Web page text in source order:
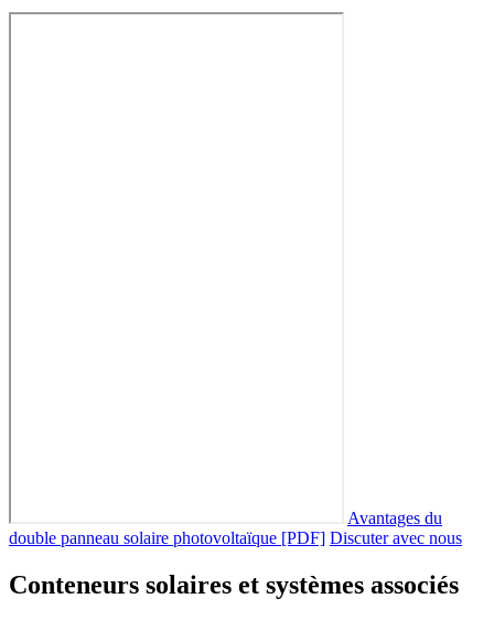
Avantages du
double panneau solaire photovoltaïque [PDF] Discuter avec nous
Conteneurs solaires et systèmes associés